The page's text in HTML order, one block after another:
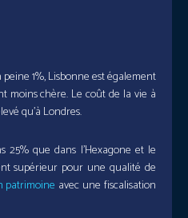
1%, Lisbonne est également
moins chère. Le coût de la vie à
qu’à Londres.
que dans l’Hexagone et le
supérieur pour une qualité de
patrimoine avec une fiscalisation